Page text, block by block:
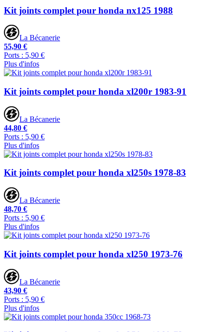
Kit joints complet pour honda nx125 1988
La Bécanerie
55,90 €
Ports : 5,90 €
Plus d'infos
Kit joints complet pour honda xl200r 1983-91
La Bécanerie
44,80 €
Ports : 5,90 €
Plus d'infos
Kit joints complet pour honda xl250s 1978-83
La Bécanerie
48,70 €
Ports : 5,90 €
Plus d'infos
Kit joints complet pour honda xl250 1973-76
La Bécanerie
43,90 €
Ports : 5,90 €
Plus d'infos